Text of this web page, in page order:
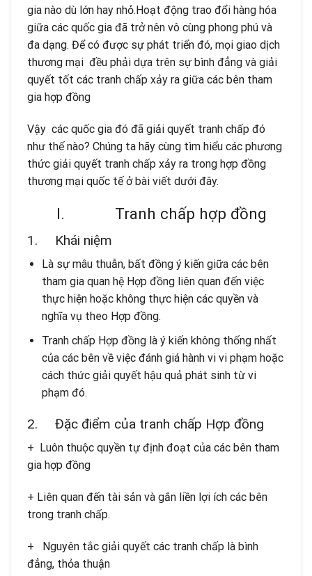
gia nào dù lớn hay nhỏ.Hoạt động trao đổi hàng hóa
giữa các quốc gia đã trở nên vô cùng phong phú và
đa dạng. Để có được sự phát triển đó, mọi giao dịch
thương mại đều phải dựa trên sự bình đẳng và giải
quyết tốt các tranh chấp xảy ra giữa các bên tham
gia hợp đồng
Vậy các quốc gia đó đã giải quyết tranh chấp đó
như thế nào? Chúng ta hãy cùng tìm hiểu các phương
thức giải quyết tranh chấp xảy ra trong hợp đồng
thương mại quốc tế ở bài viết dưới đây.
I. Tranh chấp hợp đồng
1. Khái niệm
Là sự mâu thuẫn, bất đồng ý kiến giữa các bên
tham gia quan hệ Hợp đồng liên quan đến việc
thực hiện hoặc không thực hiện các quyền và
nghĩa vụ theo Hợp đồng.
Tranh chấp Hợp đồng là ý kiến không thống nhất
của các bên về việc đánh giá hành vi vi phạm hoặc
cách thức giải quyết hậu quả phát sinh từ vi
phạm đó.
2. Đặc điểm của tranh chấp Hợp đồng
+ Luôn thuộc quyền tự định đoạt của các bên tham
gia hợp đồng
+ Liên quan đến tài sản và gắn liền lợi ích các bên
trong tranh chấp.
+ Nguyên tắc giải quyết các tranh chấp là bình
đẳng, thỏa thuận